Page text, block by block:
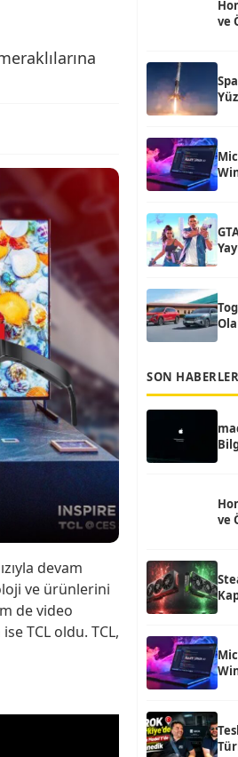
devam
ve ürünlerini
de video
TCL oldu. TCL,
ve
SON HABERLER
ve